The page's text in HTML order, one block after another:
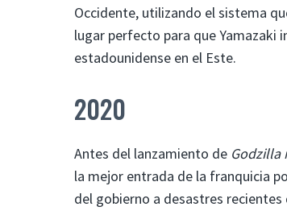
Occidente, utilizando el sistema
lugar perfecto para que Yamazaki
estadounidense en el Este.
2020
Antes del lanzamiento de Godzilla
la mejor entrada de la franquicia
del gobierno a desastres